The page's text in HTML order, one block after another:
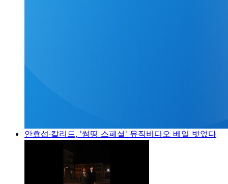
안효섭·칼리드, '썸띵 스페셜' 뮤직비디오 베일 벗었다